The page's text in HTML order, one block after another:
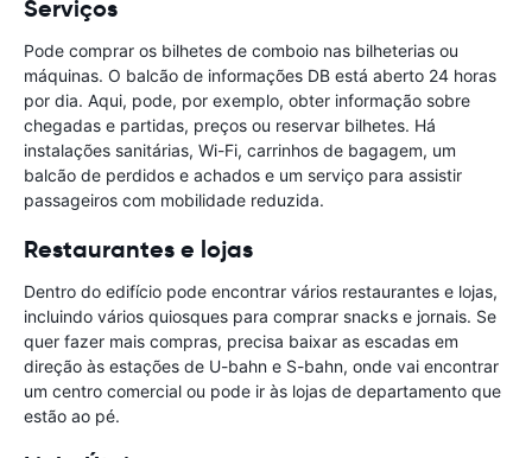
Serviços
Pode comprar os bilhetes de comboio nas bilheterias ou
máquinas. O balcão de informações DB está aberto 24 horas
por dia. Aqui, pode, por exemplo, obter informação sobre
chegadas e partidas, preços ou reservar bilhetes. Há
instalações sanitárias, Wi-Fi, carrinhos de bagagem, um
balcão de perdidos e achados e um serviço para assistir
passageiros com mobilidade reduzida.
Restaurantes e lojas
Dentro do edifício pode encontrar vários restaurantes e lojas,
incluindo vários quiosques para comprar snacks e jornais. Se
quer fazer mais compras, precisa baixar as escadas em
direção às estações de U-bahn e S-bahn, onde vai encontrar
um centro comercial ou pode ir às lojas de departamento que
estão ao pé.